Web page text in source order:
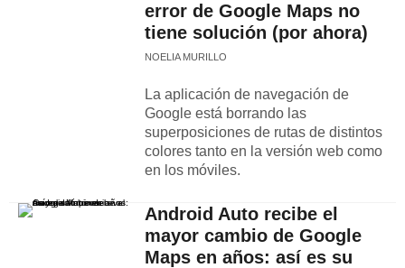
error de Google Maps no
tiene solución (por ahora)
NOELIA MURILLO
La aplicación de navegación de
Google está borrando las
superposiciones de rutas de distintos
colores tanto en la versión web como
en los móviles.
Android Auto recibe el
mayor cambio de Google
Maps en años: así es su